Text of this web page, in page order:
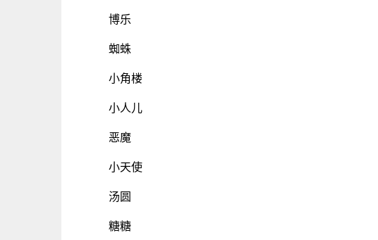
博乐
蜘蛛
小角楼
小人儿
恶魔
小天使
汤圆
糖糖